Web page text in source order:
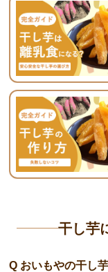
干し芋
Q おいもやの干し